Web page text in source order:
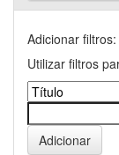
Adicionar filtros:
Utilizar filtros